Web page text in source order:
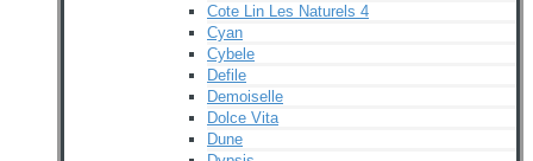
Cote Lin Les Naturels 4
Cyan
Cybele
Defile
Demoiselle
Dolce Vita
Dune